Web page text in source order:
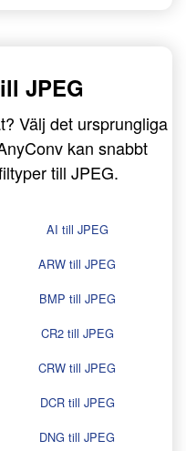
JPEG
Välj det ursprungliga
kan snabbt
till JPEG.
AI till JPEG
ARW till JPEG
BMP till JPEG
CR2 till JPEG
CRW till JPEG
DCR till JPEG
DNG till JPEG